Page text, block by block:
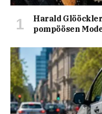
Harald
pompöösen